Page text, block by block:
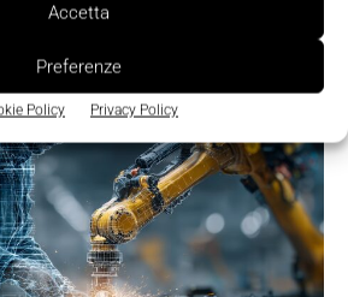
Accetta
Preferenze
Policy Privacy Policy
⇢